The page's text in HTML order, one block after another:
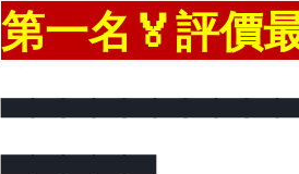
第一名🏅評價
▃▃▃▃▃